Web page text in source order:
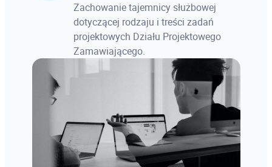
Zachowanie tajemnicy służbowej
dotyczącej rodzaju i treści zadań
projektowych Działu Projektowego
Zamawiającego.